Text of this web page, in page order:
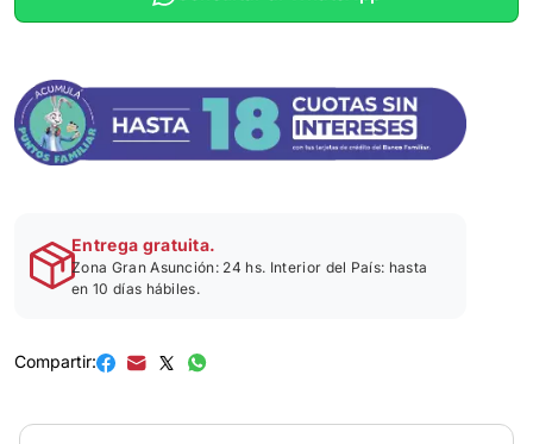
Entrega gratuita.
Zona Gran Asunción: 24 hs. Interior del País: hasta
en 10 días hábiles.
Compartir: